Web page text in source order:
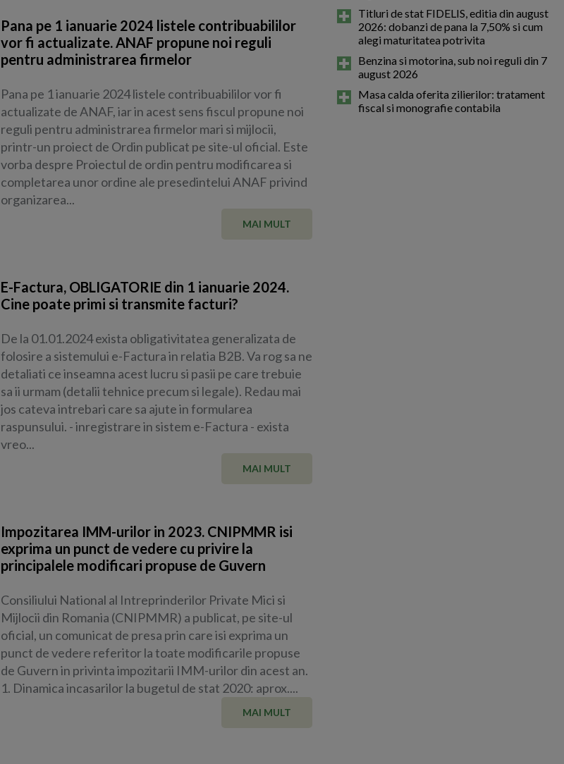
Pana pe 1 ianuarie 2024 listele contribuabililor
vor fi actualizate. ANAF propune noi reguli
pentru administrarea firmelor
Pana pe 1 ianuarie 2024 listele contribuabililor vor fi
actualizate de ANAF, iar in acest sens fiscul propune noi
reguli pentru administrarea firmelor mari si mijlocii,
printr-un proiect de Ordin publicat pe site-ul oficial. Este
vorba despre Proiectul de ordin pentru modificarea si
completarea unor ordine ale presedintelui ANAF privind
organizarea...
MAI MULT
E-Factura, OBLIGATORIE din 1 ianuarie 2024.
Cine poate primi si transmite facturi?
De la 01.01.2024 exista obligativitatea generalizata de
folosire a sistemului e-Factura in relatia B2B. Va rog sa ne
detaliati ce inseamna acest lucru si pasii pe care trebuie
sa ii urmam (detalii tehnice precum si legale). Redau mai
jos cateva intrebari care sa ajute in formularea
raspunsului. - inregistrare in sistem e-Factura - exista
vreo...
MAI MULT
Impozitarea IMM-urilor in 2023. CNIPMMR isi
exprima un punct de vedere cu privire la
principalele modificari propuse de Guvern
Consiliului National al Intreprinderilor Private Mici si
Mijlocii din Romania (CNIPMMR) a publicat, pe site-ul
oficial, un comunicat de presa prin care isi exprima un
punct de vedere referitor la toate modificarile propuse
de Guvern in privinta impozitarii IMM-urilor din acest an.
1. Dinamica incasarilor la bugetul de stat 2020: aprox....
MAI MULT
Titluri de stat FIDELIS, editia din august
2026: dobanzi de pana la 7,50% si cum
alegi maturitatea potrivita
Benzina si motorina, sub noi reguli din 7
august 2026
Masa calda oferita zilierilor: tratament
fiscal si monografie contabila